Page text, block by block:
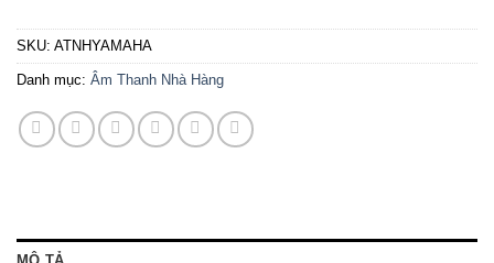
SKU: ATNHYAMAHA
Danh mục: Âm Thanh Nhà Hàng